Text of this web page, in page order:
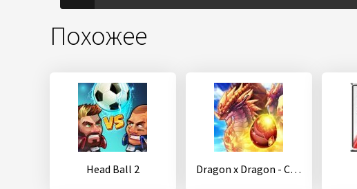
Похожее
Head Ball 2 Dragon x Dragon - City Sim Game